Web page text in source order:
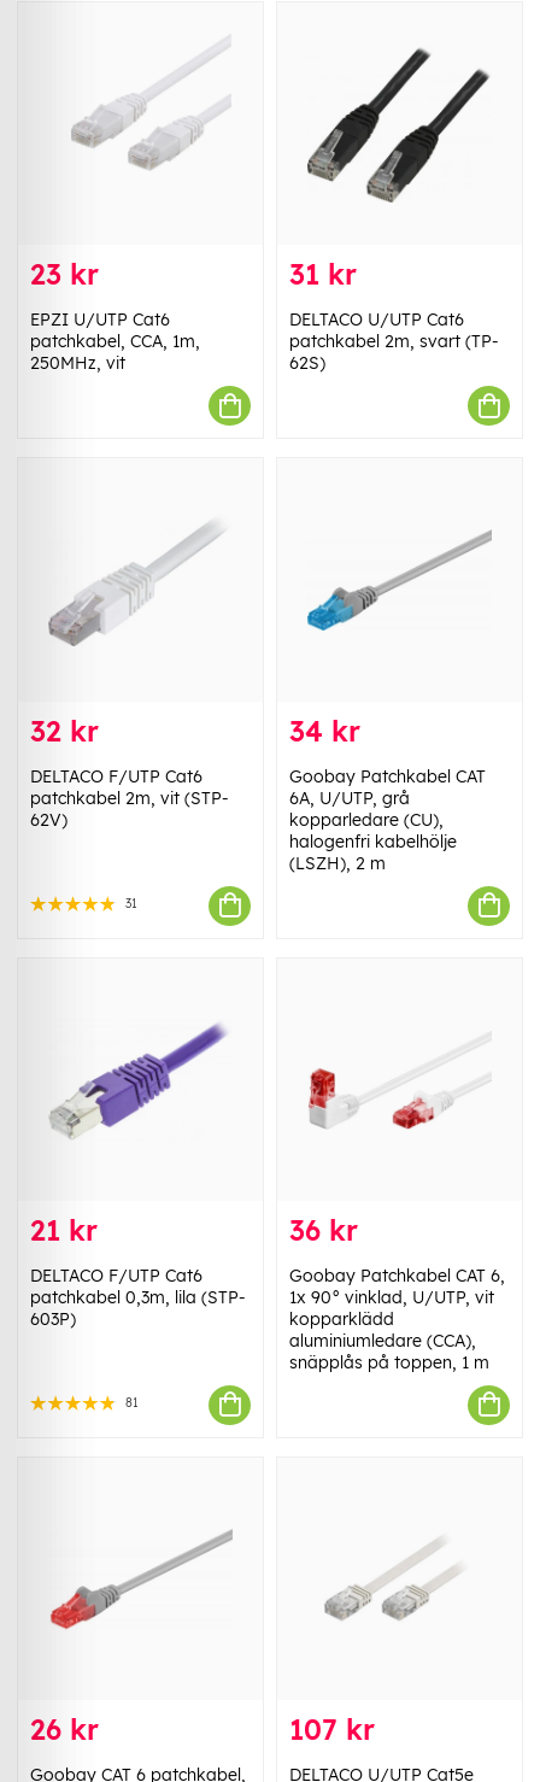
23 kr
EPZI U/UTP Cat6
patchkabel, CCA, 1m,
250MHz, vit
31 kr
DELTACO U/UTP Cat6
patchkabel 2m, svart (TP-
62S)
32 kr
DELTACO F/UTP Cat6
patchkabel 2m, vit (STP-
62V)
31
34 kr
Goobay Patchkabel CAT
6A, U/UTP, grå
kopparledare (CU),
halogenfri kabelhölje
(LSZH), 2 m
21 kr
DELTACO F/UTP Cat6
patchkabel 0,3m, lila (STP-
603P)
81
36 kr
Goobay Patchkabel CAT 6,
1x 90° vinklad, U/UTP, vit
kopparklädd
aluminiumledare (CCA),
snäpplås på toppen, 1 m
26 kr
Goobay CAT 6 patchkabel,
107 kr
DELTACO U/UTP Cat5e